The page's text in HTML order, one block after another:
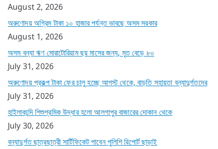
August 2, 2026
অরুণোদয় অগ্রিম টাকা ১০ হাজার পর্যন্ত ভাবছে অসম সরকার
August 1, 2026
অসম বন্যা ঋণ মোরাটোরিয়াম ছয় মাসের জন্য, মৃত বেড়ে ৮০
July 31, 2026
অরুণোদয় প্রকল্প টাকা ফের চালু হচ্ছে আগস্ট থেকে, বাড়তি সহায়তা বন্যাদুর্গতদের
July 31, 2026
হাইলাকান্দি শিশুশ্রমিক উদ্ধার হলো আলগাপুর বাজারের দোকান থেকে
July 30, 2026
বন্যাদুর্গত ছাত্রছাত্রী সার্টিফিকেট পাবেন পুলিশি রিপোর্ট ছাড়াই